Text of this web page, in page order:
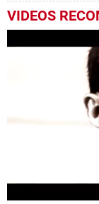
VIDEOS